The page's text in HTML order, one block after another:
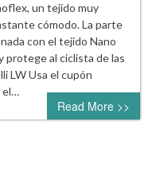
un tejido muy
cómodo. La parte
con el tejido Nano
protege al ciclista de las
LW Usa el cupón
el…
Read More >>